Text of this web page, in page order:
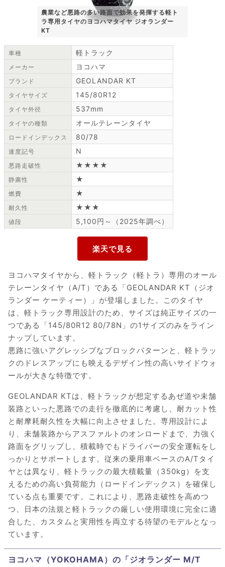
農業など悪路の多い路面で効果を発揮する軽ト
ラ専用タイヤのヨコハマタイヤ ジオランダー
KT
車種 軽トラック
メーカー ヨコハマ
ブランド GEOLANDAR KT
タイヤサイズ 145/80R12
タイヤ外径 537mm
タイヤの種類 オールテレーンタイヤ
ロードインデックス 80/78
速度記号 N
悪路走破性 ★★★★
静粛性 ★
燃費 ★
耐久性 ★★★
値段 5,100円～（2025年調べ）
ヨコハマタイヤから、軽トラック（軽トラ）専用のオール
テレーンタイヤ（A/T）である「GEOLANDAR KT（ジオ
ランダー ケーティー）」が登場しました。このタイヤ
は、軽トラック専用設計のため、サイズは純正サイズの一
つである「145/80R12 80/78N」の1サイズのみをライン
ナップしています。
悪路に強いアグレッシブなブロックパターンと、軽トラッ
クのドレスアップにも映えるデザイン性の高いサイドウォ
ールが大きな特徴です。
GEOLANDAR KTは、軽トラックが想定するあぜ道や未舗
装路といった悪路での走行を徹底的に考慮し、耐カット性
と耐摩耗耐久性を大幅に向上させました。専用設計によ
り、未舗装路からアスファルトのオンロードまで、力強く
路面をグリップし、積載時でもドライバーの安全運転をし
っかりとサポートします。従来の乗用車ベースのA/Tタイ
ヤとは異なり、軽トラックの最大積載量（350kg）を支
えるための高い負荷能力（ロードインデックス）を確保し
ている点も重要です。これにより、悪路走破性を高めつ
つ、日本の法規と軽トラックの厳しい使用環境に完全に適
合した、カスタムと実用性を両立する待望のモデルとなっ
ています。
ヨコハマ（YOKOHAMA）の「ジオランダー M/T